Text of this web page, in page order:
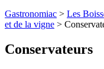
Gastronomiac > Les
et de la vigne >
Conservateurs